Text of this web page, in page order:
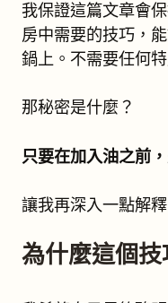
我保證這篇文章會
房中需要的技巧，
鍋上。不需要任何
那秘密是什麼？
只要在加入油之前
讓我再深入一點解釋
為什麼這個